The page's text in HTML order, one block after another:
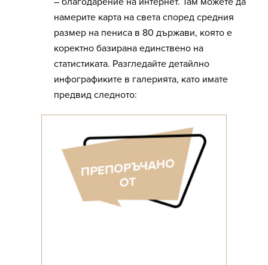
намерите карта на света според средния
размер на пениса в 80 държави, която е
коректно базирана единствено на
статистиката. Разгледайте детайлно
инфографиките в галерията, като имате
предвид следното: